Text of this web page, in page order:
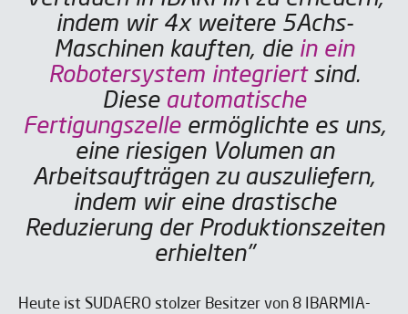
indem wir 4x weitere 5Achs-
Maschinen kauften, die in ein
Robotersystem integriert sind.
Diese automatische
Fertigungszelleermöglichte es uns,
eine riesigen Volumen an
Arbeitsaufträgen zu auszuliefern,
indem wir eine drastische
Reduzierung der Produktionszeiten
erhielten"
Heute ist SUDAERO stolzer Besitzer von 8 IBARMIA-